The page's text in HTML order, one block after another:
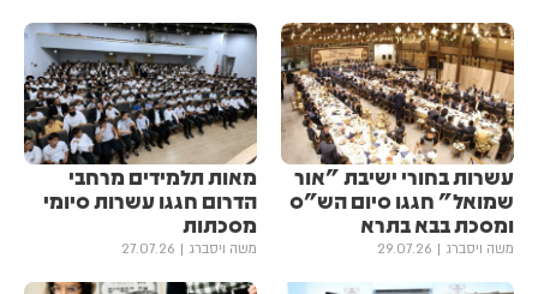
עשרות בחורי ישיבת "אור
שמואל" חגגו סיום הש"ס
ומסכת בבא בתרא
משה ויסברג 29.07.26
מאות תלמידים מרחבי
הדרום חגגו עשרות סיומי
מסכתות
משה ויסברג 27.07.26